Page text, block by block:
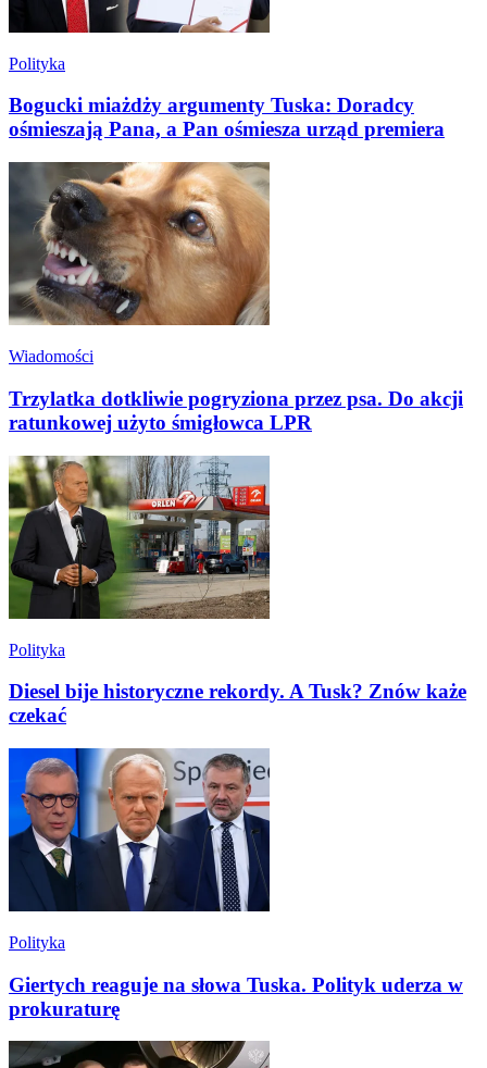
Polityka
Bogucki miażdży argumenty Tuska: Doradcy
ośmieszają Pana, a Pan ośmiesza urząd premiera
Wiadomości
Trzylatka dotkliwie pogryziona przez psa. Do akcji
ratunkowej użyto śmigłowca LPR
Polityka
Diesel bije historyczne rekordy. A Tusk? Znów każe
czekać
Polityka
Giertych reaguje na słowa Tuska. Polityk uderza w
prokuraturę